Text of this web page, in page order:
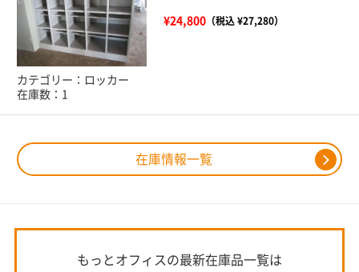
在庫情報一覧
¥24,800（税込 ¥27,280）
カテゴリー：ロッカー
在庫数：1
もっとオフィスの最新在庫品一覧は